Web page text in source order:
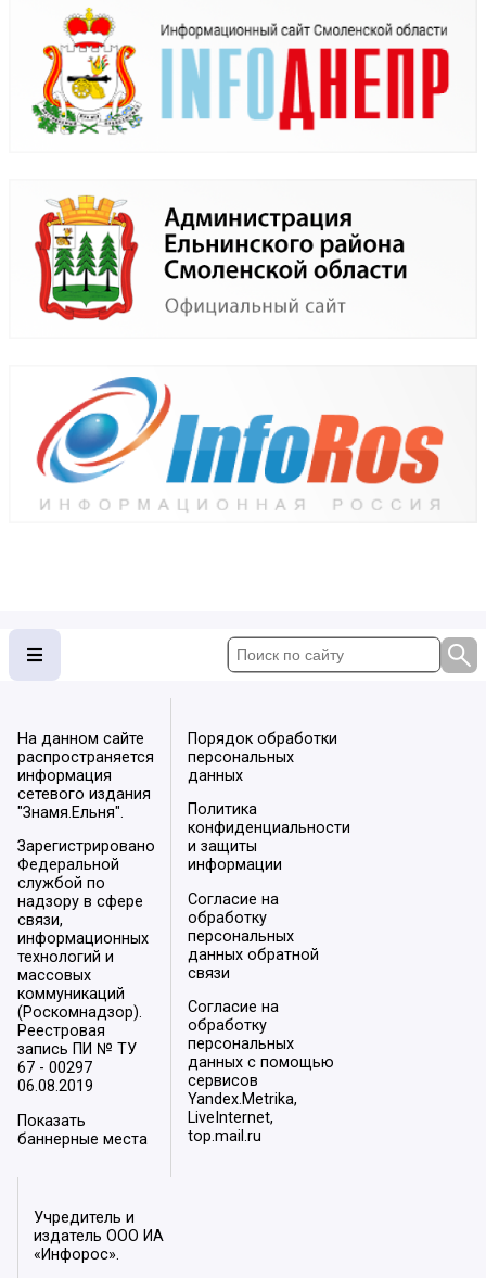
На данном сайте
распространяется
информация
сетевого издания
"Знамя.Ельня".
Зарегистрировано
Федеральной
службой по
надзору в сфере
связи,
информационных
технологий и
массовых
коммуникаций
(Роскомнадзор).
Реестровая
запись ПИ № ТУ
67 - 00297
06.08.2019
Показать
баннерные места
Порядок обработки
персональных
данных
Политика
конфиденциальности
и защиты
информации
Согласие на
обработку
персональных
данных обратной
связи
Согласие на
обработку
персональных
данных с помощью
сервисов
Yandex.Metrika,
LiveInternet,
top.mail.ru
Учредитель и
издатель ООО ИА
«Инфорос».